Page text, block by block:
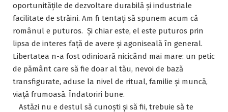
oportunitățile de dezvoltare durabilă și industriale
facilitate de străini. Am fi tentați să spunem acum că
românul e puturos. Și chiar este, el este puturos prin
lipsa de interes față de avere și agoniseală în general.
Libertatea n-a fost odinioară nicicând mai mare: un petic
de pământ care să fie doar al tău, nevoi de bază
transfigurate, aduse la nivel de ritual, familie și muncă,
viață frumoasă. Îndatoriri bune.
Astăzi nu e destul să cunoști și să fii, trebuie să te